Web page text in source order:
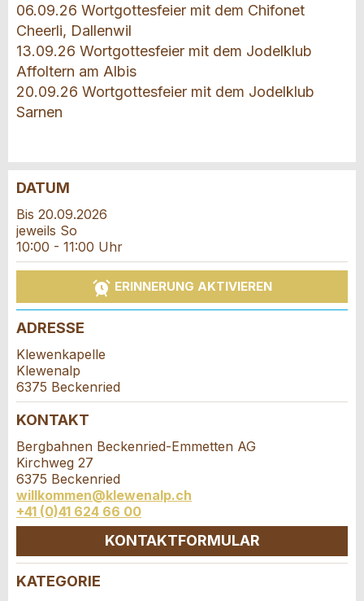
06.09.26 Wortgottesfeier mit dem Chifonet
Cheerli, Dallenwil
13.09.26 Wortgottesfeier mit dem Jodelklub
Affoltern am Albis
20.09.26 Wortgottesfeier mit dem Jodelklub
Sarnen
Anzeige beanstanden
Ihr Feedback wird sehr geschätzt!
Allgemeines Feedback
Anzeige nicht mehr gültig
Anzeige unvollständig
Anzeige weiterempfehlen
Empfehlen Sie diese Anzeige an Freunde weiter.
* Eingabe erforderlich
ANZEIGE WEITEREMPFEHLEN
Reservation
Veranstaltungsdatum *:
Anzahl der Teilnehmer *:
Vorname / Nachname *:
Firma / Organisation:
Adresszusatz:
DATUM
Bis 20.09.2026
jeweils So
10:00 - 11:00 Uhr
ERINNERUNG AKTIVIEREN
ADRESSE
Klewenkapelle
Klewenalp
6375 Beckenried
KONTAKT
Bergbahnen Beckenried-Emmetten AG
Kirchweg 27
6375 Beckenried
willkommen@klewenalp.ch
+41 (0)41 624 66 00
KONTAKTFORMULAR
KATEGORIE